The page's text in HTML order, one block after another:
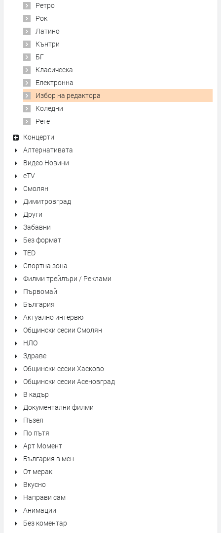
Ретро
Рок
Латино
Кънтри
БГ
Класическа
Електронна
Избор на редактора
Коледни
Реге
Концерти
Алтернативата
Видео Новини
eTV
Смолян
Димитровград
Други
Забавни
Без формат
TED
Спортна зона
Филми трейлъри / Реклами
Първомай
България
Актуално интервю
Общински сесии Смолян
НЛО
Здраве
Общински сесии Хасково
Общински сесии Асеновград
В кадър
Документални филми
Пъзел
По пътя
Арт Момент
България в мен
От мерак
Вкусно
Направи сам
Анимации
Без коментар